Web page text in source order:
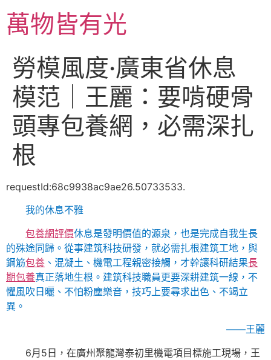
主萬物皆有光
勞模風度·廣東省休息
模范｜王麗：要啃硬骨
頭專包養網，必需深扎
根
requestId:68c9938ac9ae26.50733533.
我的休息不雅
包養網評價休息是發明價值的源泉，也是完成自我生長
的殊途同歸。從事建筑科技研發，就必需扎根建筑工地，與
鋼筋包養 、混凝土、機電工程親密接觸，才幹讓科研結果長
期包養真正落地生根。建筑科技職員更要深耕建筑一線，不
懼風吹日曬、不怕粉塵樂音，技巧上要尋求出色、不竭立
異。
——王麗
6月5日，在廣州聚龍灣泰初里機電項目標施工現場，王